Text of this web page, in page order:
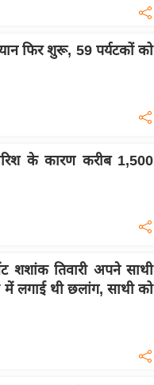
फिर शुरू, 59 पर्यटकों को
के कारण करीब 1,500
तिवारी अपने साथी
लगाई थी छलांग, साथी को